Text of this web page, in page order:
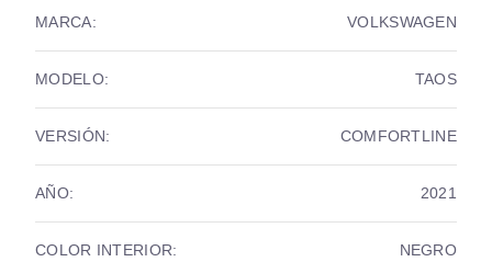
MARCA: VOLKSWAGEN
MODELO: TAOS
VERSIÓN: COMFORTLINE
AÑO: 2021
COLOR INTERIOR: NEGRO